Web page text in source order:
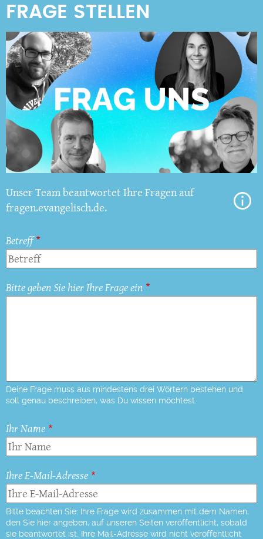
Unser Team beantwortet Ihre Fragen auf
fragen.evangelisch.de.
Betreff
Bitte geben Sie hier Ihre Frage ein
Deine Frage muss aus mindestens drei Wörtern bestehen und
soll genau beschreiben, was Du wissen möchtest.
Ihr Name
Ihre E-Mail-Adresse
Bitte beachten Sie: Ihre Frage wird zusammen mit dem Namen,
den Sie hier angeben, auf unseren Seiten veröffentlicht, sobald
sie beantwortet ist. Ihre Mail-Adresse wird nicht veröffentlicht